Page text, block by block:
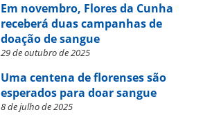
Em novembro, Flores da Cunha
receberá duas campanhas de
doação de sangue
29 de outubro de 2025
Uma centena de florenses são
esperados para doar sangue
8 de julho de 2025